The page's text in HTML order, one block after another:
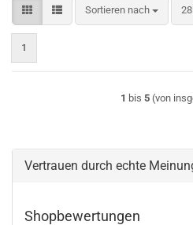
Sortieren nach
Sortieren nach
1
1 bis 5 (von
Vertrauen durch echte
Shopbewertungen